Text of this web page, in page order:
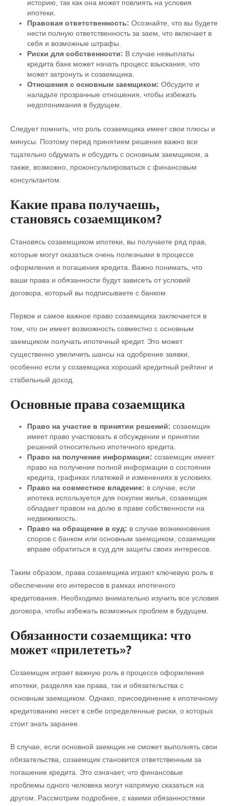
историю, так как она может повлиять на условия
ипотеки.
Правовая ответственность: Осознайте, что вы будете
нести полную ответственность за заем, что включает в
себя и возможные штрафы.
Риски для собственности: В случае невыплаты
кредита банк может начать процесс взыскания, что
может затронуть и созаемщика.
Отношения с основным заемщиком: Обсудите и
наладьте прозрачные отношения, чтобы избежать
недопонимания в будущем.
Следует помнить, что роль созаемщика имеет свои плюсы и
минусы. Поэтому перед принятием решения важно все
тщательно обдумать и обсудить с основным заемщиком, а
также, возможно, проконсультироваться с финансовым
консультантом.
Какие права получаешь,
становясь созаемщиком?
Становясь созаемщиком ипотеки, вы получаете ряд прав,
которые могут оказаться очень полезными в процессе
оформления и погашения кредита. Важно понимать, что
ваши права и обязанности будут зависеть от условий
договора, который вы подписываете с банком.
Первое и самое важное право созаемщика заключается в
том, что он имеет возможность совместно с основным
заемщиком получать ипотечный кредит. Это может
существенно увеличить шансы на одобрение заявки,
особенно если у созаемщика хороший кредитный рейтинг и
стабильный доход.
Основные права созаемщика
Право на участие в принятии решений: созаемщик
имеет право участвовать в обсуждении и принятии
решений относительно ипотечного кредита.
Право на получение информации: созаемщик имеет
право на получение полной информации о состоянии
кредита, графиках платежей и изменениях в условиях.
Право на совместное владение: в случае, если
ипотека используется для покупки жилья, созаемщик
обладает правом на долю в праве собственности на
недвижимость.
Право на обращение в суд: в случае возникновения
споров с банком или основным заемщиком, созаемщик
вправе обратиться в суд для защиты своих интересов.
Таким образом, права созаемщика играют ключевую роль в
обеспечении его интересов в рамках ипотечного
кредитования. Необходимо внимательно изучить все условия
договора, чтобы избежать возможных проблем в будущем.
Обязанности созаемщика: что
может «прилететь»?
Созаемщик играет важную роль в процессе оформления
ипотеки, разделяя как права, так и обязательства с
основным заемщиком. Однако, присоединение к ипотечному
кредитованию несет в себе определенные риски, о которых
стоит знать заранее.
В случае, если основной заемщик не сможет выполнять свои
обязательства, созаемщик становится ответственным за
погашение кредита. Это означает, что финансовые
проблемы одного человека могут напрямую сказаться на
другом. Рассмотрим подробнее, с какими обязанностями